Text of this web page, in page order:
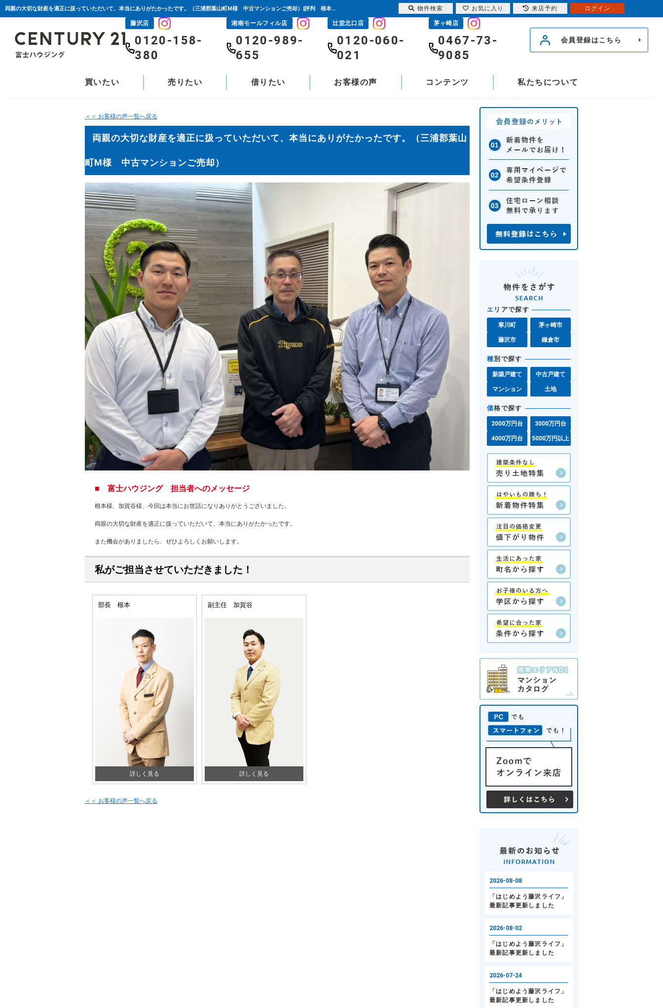
両親の大切な財産を適正に扱っていただいて、本当にありがたかったです。（三浦郡葉山町M様 中古マンションご売却）|評判 根本 健児・加賀谷 翔生 | 藤沢の不動産のことならセンチュリー21富士ハウジング
藤沢店
0120-158-
380
湘南モールフィル店
0120-989-
655
辻堂北口店
0120-060-
021
茅ヶ崎店
0467-73-
9085
会員登録はこちら
買いたい 売りたい 借りたい お客様の声 コンテンツ 私たちについて
＜＜ お客様の声一覧へ戻る
両親の大切な財産を適正に扱っていただいて、本当にありがたかったです。（三浦郡葉山
町M様 中古マンションご売却）
■ 富士ハウジング 担当者へのメッセージ
根本様、加賀谷様、今回は本当にお世話になりありがとうございました。
両親の大切な財産を適正に扱っていただいて、本当にありがたかったです。
また機会がありましたら、ぜひよろしくお願いします。
私がご担当させていただきました！
部長 根本
詳しく見る
副主任 加賀谷
詳しく見る
＜＜ お客様の声一覧へ戻る
エ リアで探す
寒川町 茅ヶ崎市
藤沢市 鎌倉市
種別で探す
新築戸建て 中古戸建て
マンション 土地
価格で探す
2000万円台 3000万円台
4000万円台 5000万円以上
物件検索 お気に入り 来店予約 ログイン